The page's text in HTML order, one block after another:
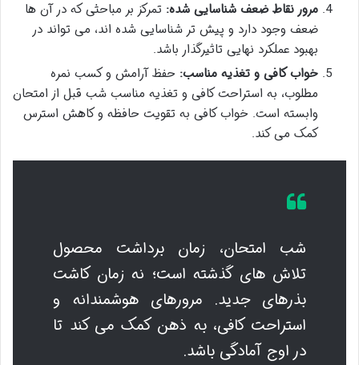
مرور نقاط ضعف شناسایی شده: تمرکز بر مباحثی که در آن ها
ضعف وجود دارد و پیش تر شناسایی شده اند، می تواند در
بهبود عملکرد نهایی تاثیرگذار باشد.
خواب کافی و تغذیه مناسب: حفظ آرامش و کسب نمره
مطلوب، به استراحت کافی و تغذیه مناسب شب قبل از امتحان
وابسته است. خواب کافی به تقویت حافظه و کاهش استرس
کمک می کند.
شب امتحان، زمان برداشت محصول
تلاش های گذشته است؛ نه زمان کاشت
بذرهای جدید. مرورهای هوشمندانه و
استراحت کافی، به ذهن کمک می کند تا
در اوج آمادگی باشد.